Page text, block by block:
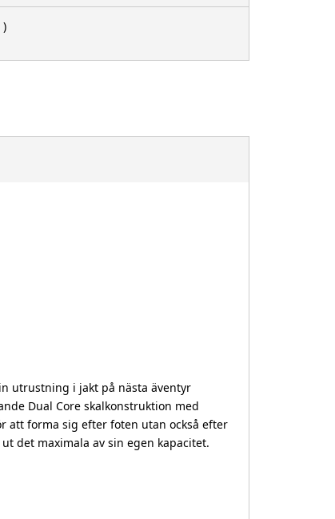
)
utrustning i jakt på nästa äventyr
Dual Core skalkonstruktion med
att forma sig efter foten utan också efter
det maximala av sin egen kapacitet.